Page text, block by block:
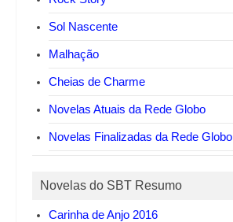
Sol Nascente
Malhação
Cheias de Charme
Novelas Atuais da Rede Globo
Novelas Finalizadas da Rede Globo
Novelas do SBT Resumo
Carinha de Anjo 2016